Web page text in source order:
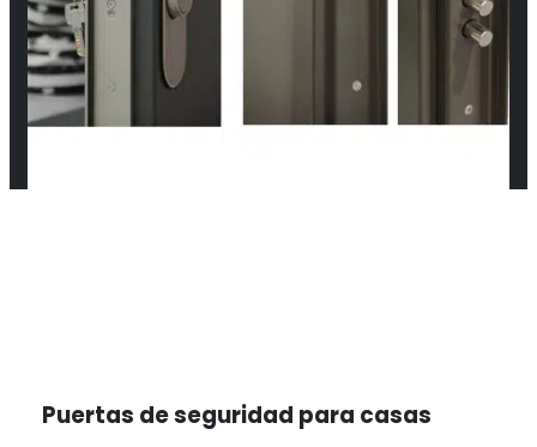
Puertas de seguridad para casas